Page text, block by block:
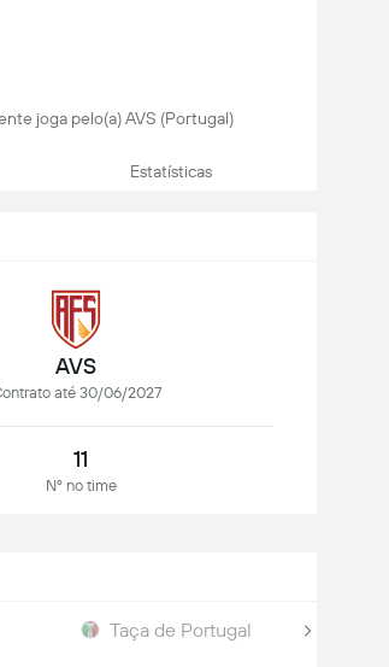
joga pelo(a) AVS (Portugal)
Estatísticas
AVS
até 30/06/2027
11
Nº no time
Taça de Portugal